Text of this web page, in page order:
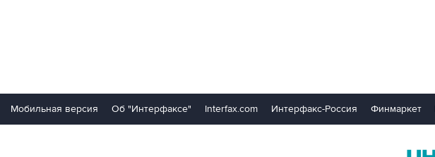
Мобильная версия Об "Интерфаксе" Interfax.com Интерфакс-Россия Финмаркет